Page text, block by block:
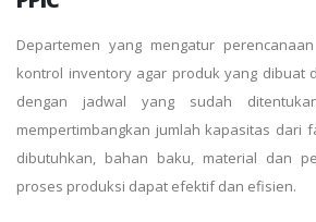
Departemen yang mengatur
kontrol inventory agar produk yang dibuat
dengan jadwal yang sudah
mempertimbangkan jumlah kapasitas dari
dibutuhkan, bahan baku, material dan
proses produksi dapat efektif dan efisien.